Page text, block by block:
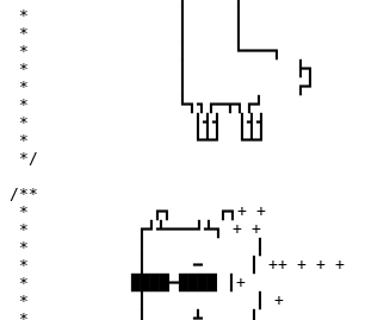
* 　　　　　　　　　┃　　　┃
* 　　　　　　　　　┃　　
* 　　　　　　　　　┃　　　┗━━━┓
* 　　　　　　　　　┃　　　　　　　┣┓
* 　　　　　　　　　┃　　　　　　　┏┛
* 　　　　　　　　　┗┓┓┏━┳┓┏┛
* 　　　　　　　　　　┃┫┫　┃┫┫
* 　　　　　　　　　　┗┻┛　┗┻┛
*/
/**
*　　　　　　　　┏┓　　　┏┓+ +
*　　　　　　　┏┛┻━━━┛┻┓ + +
*　　　　　　　┃　　　　　　　┃
*　　　　　　　┃　　　━　　　┃ ++ + + +
*　　　　　　 ████━████ ┃+
*　　　　　　　┃　　　　　　　┃ +